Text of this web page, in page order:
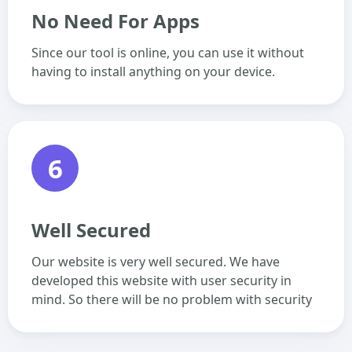
No Need For Apps
Since our tool is online, you can use it without
having to install anything on your device.
6
Well Secured
Our website is very well secured. We have
developed this website with user security in
mind. So there will be no problem with security